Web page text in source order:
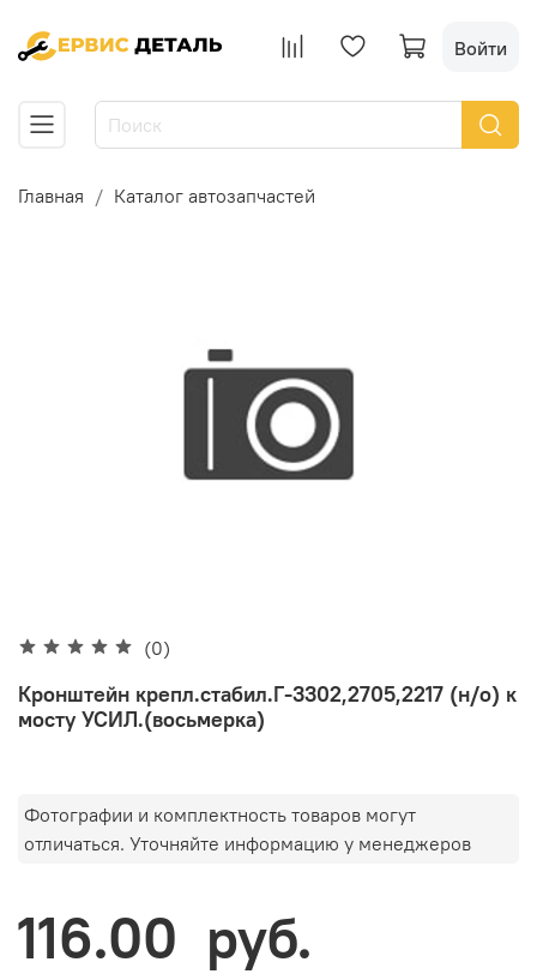
Войти
Главная Каталог автозапчастей
(0)
Кронштейн крепл.стабил.Г-3302,2705,2217 (н/о) к
мосту УСИЛ.(восьмерка)
Фотографии и комплектность товаров могут
отличаться. Уточняйте информацию у менеджеров
116.00 руб.